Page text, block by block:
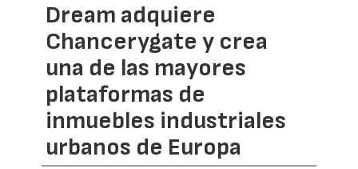
Dream adquiere
Chancerygate y crea
una de las mayores
plataformas de
inmuebles industriales
urbanos de Europa